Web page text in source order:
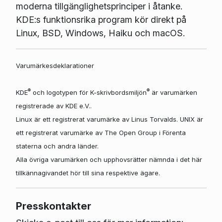
moderna tillgänglighetsprinciper i åtanke.
KDE:s funktionsrika program kör direkt på
Linux, BSD, Windows, Haiku och macOS.
Varumärkesdeklarationer
KDE®och logotypen för K-skrivbordsmiljön®är varumärken
registrerade av KDE e.V..
Linux är ett registrerat varumärke av Linus Torvalds. UNIX är
ett registrerat varumärke av The Open Group i Förenta
staterna och andra länder.
Alla övriga varumärken och upphovsrätter nämnda i det här
tillkännagivandet hör till sina respektive ägare.
Presskontakter